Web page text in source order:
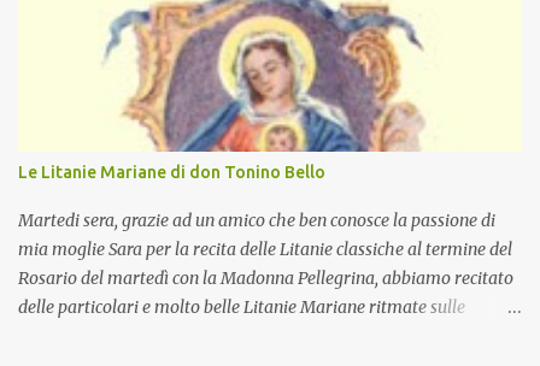
Le Litanie Mariane di don Tonino Bello
Martedi sera, grazie ad un amico che ben conosce la passione di
mia moglie Sara per la recita delle Litanie classiche al termine del
Rosario del martedì con la Madonna Pellegrina, abbiamo recitato
delle particolari e molto belle Litanie Mariane ritmate sulle